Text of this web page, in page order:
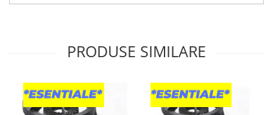
Pirostrii si accesorii pentru gatit
Prelungitoare & cabluri electrice
Coliere plastic
Conectori/doze
PRODUSE SIMILARE